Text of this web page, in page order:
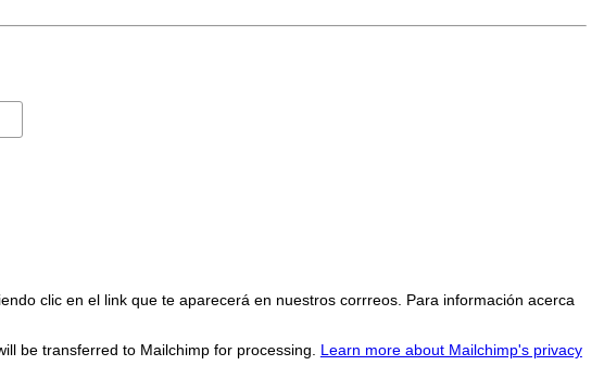
clic en el link que te aparecerá en nuestros corrreos. Para información acerca
be transferred to Mailchimp for processing. Learn more about Mailchimp's privacy